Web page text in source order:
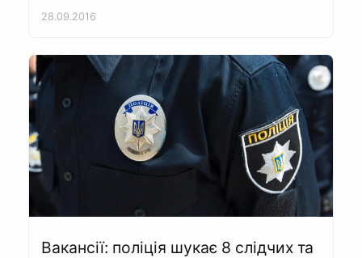
28.09.2016
Вакансії: поліція шукає 8 слідчих та